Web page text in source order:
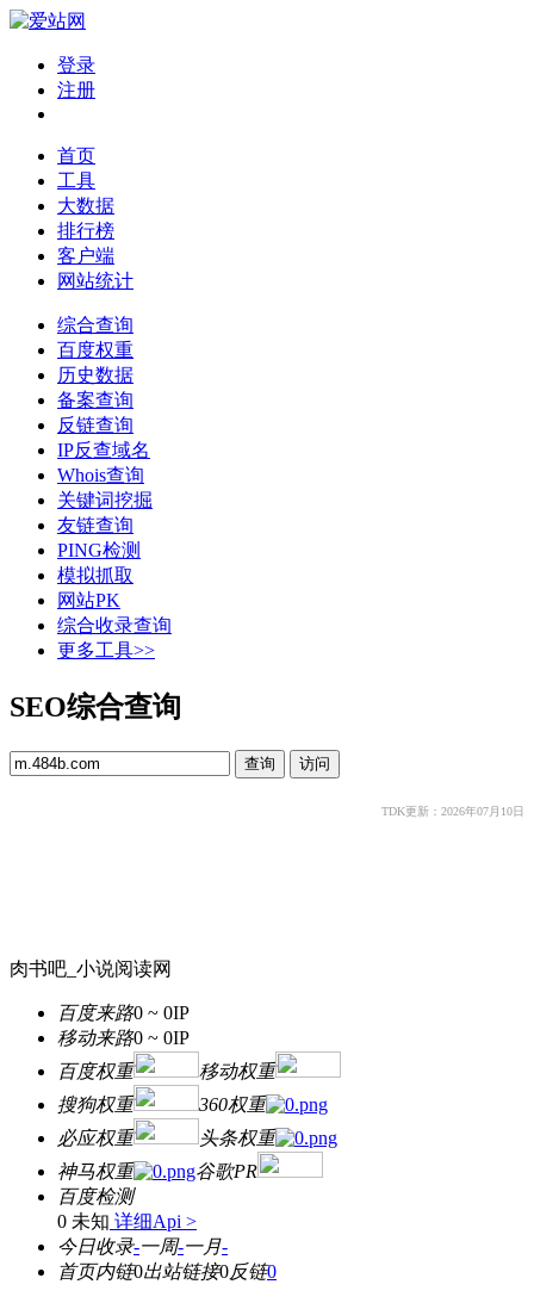
登录
注册
首页
工具
大数据
排行榜
客户端
网站统计
综合查询
百度权重
历史数据
备案查询
反链查询
IP反查域名
Whois查询
关键词挖掘
友链查询
PING检测
模拟抓取
网站PK
综合收录查询
更多工具>>
SEO综合查询
TDK更新：2026年07月10日
肉书吧_小说阅读网
百度来路0 ~ 0IP
移动来路0 ~ 0IP
百度权重
移动权重
搜狗权重
360权重
必应权重
头条权重
神马权重
谷歌PR
百度检测
0 未知 详细Api >
今日收录-一周-一月-
首页内链0出站链接0反链0